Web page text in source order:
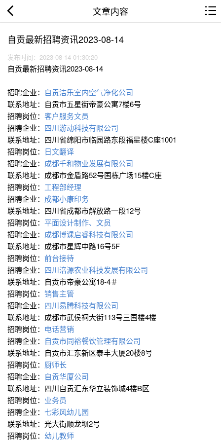
文章内容
自贡最新招聘资讯2023-08-14
发布时间：2023-08-14 01:30:20
自贡最新招聘资讯2023-08-14
招聘企业： 自贡洁乐室内空气净化公司
联系地址：自贡市五星街帝豪公寓7楼6号
招聘岗位： 客户服务文员
招聘企业： 四川游动科技有限公司
联系地址：四川省绵阳市临园路东段福星楼C座1001
招聘岗位： 日文翻译
招聘企业： 成都千和物业发展有限公司
联系地址：成都市金盾路52号国栋广场15楼C座
招聘岗位： 工程部经理
招聘企业： 成都小康印务
联系地址：四川省成都市解放路一段12号
招聘岗位： 平面设计制作、文员
招聘企业： 成都博课启睿科技有限公司
联系地址：成都市星辉中路16号5F
招聘岗位： 前台接待
招聘企业： 四川涪源农业科技发展有限公司
联系地址：自贡市帝豪公寓18-4＃
招聘岗位： 销售主管
招聘企业： 四川易腾科技有限公司
联系地址：成都市武侯祠大街113号三国楼4楼
招聘岗位： 电话营销
招聘企业： 自贡市同裕餐饮管理有限公司
联系地址：自贡市汇东新区泰丰大厦20楼8号
招聘岗位： 厨师长
招聘企业： 自贡华厦公司
联系地址：四川自贡汇东华立装饰城4楼B区
招聘岗位： 业务员
招聘企业： 七彩风幼儿园
联系地址：光大街顺龙坝2号
招聘岗位： 幼儿教师